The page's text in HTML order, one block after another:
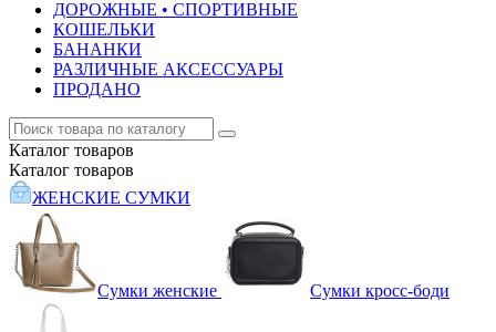
ДОРОЖНЫЕ • СПОРТИВНЫЕ
КОШЕЛЬКИ
БАНАНКИ
РАЗЛИЧНЫЕ АКСЕССУАРЫ
ПРОДАНО
Каталог товаров
Каталог товаров
ЖЕНСКИЕ СУМКИ
Сумки женские Сумки кросс-боди